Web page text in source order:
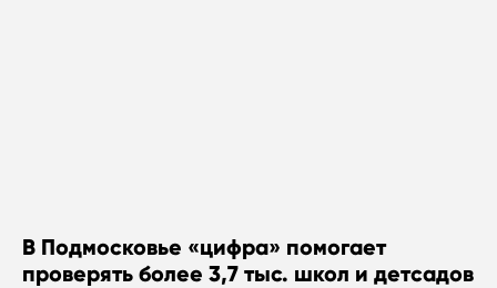
В Подмосковье «цифра» помогает
проверять более 3,7 тыс. школ и детсадов